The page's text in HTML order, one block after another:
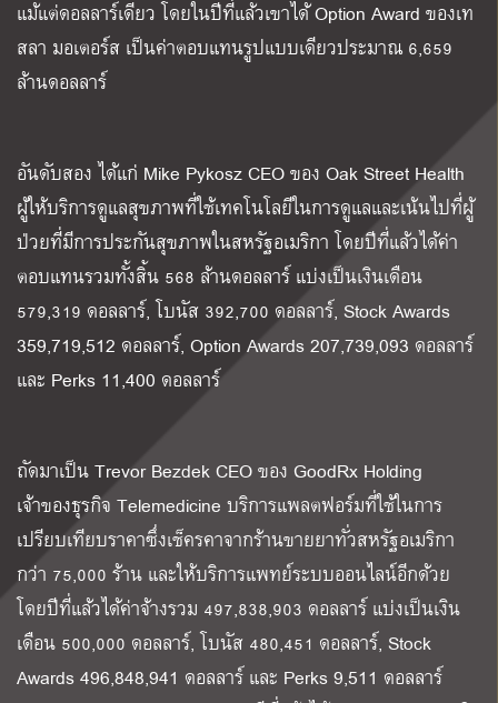
แม้แต่ดอลลาร์เดียว โดยในปีที่แล้วเขาได้ Option Award ของเท
สลา มอเตอร์ส เป็นค่าตอบแทนรูปแบบเดียวประมาณ 6,659
ล้านดอลลาร์
อันดับสอง ได้แก่ Mike Pykosz CEO ของ Oak Street Health
ผู้ให้บริการดูแลสุขภาพที่ใช้เทคโนโลยีในการดูแลและเน้นไปที่ผู้
ป่วยที่มีการประกันสุขภาพในสหรัฐอเมริกา โดยปีที่แล้วได้ค่า
ตอบแทนรวมทั้งสิ้น 568 ล้านดอลลาร์ แบ่งเป็นเงินเดือน
579,319 ดอลลาร์, โบนัส 392,700 ดอลลาร์, Stock Awards
359,719,512 ดอลลาร์, Option Awards 207,739,093 ดอลลาร์
และ Perks 11,400 ดอลลาร์
ถัดมาเป็น Trevor Bezdek CEO ของ GoodRx Holding
เจ้าของธุรกิจ Telemedicine บริการแพลตฟอร์มที่ใช้ในการ
เปรียบเทียบราคาซึ่งเช็ครคาจากร้านขายยาทั่วสหรัฐอเมริกา
กว่า 75,000 ร้าน และให้บริการแพทย์ระบบออนไลน์อีกด้วย
โดยปีที่แล้วได้ค่าจ้างรวม 497,838,903 ดอลลาร์ แบ่งเป็นเงิน
เดือน 500,000 ดอลลาร์, โบนัส 480,451 ดอลลาร์, Stock
Awards 496,848,941 ดอลลาร์ และ Perks 9,511 ดอลลาร์